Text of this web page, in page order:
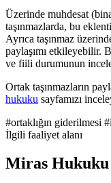
Üzerinde muhdesat
taşınmazlarda, bu
Ayrıca taşınmaz
paylaşımı etkileyebilir.
ve fiili durumunun
Ortak taşınmazların
hukuku sayfamızı
#ortaklığın giderilmesi
İlgili faaliyet alanı
Miras Hukuku